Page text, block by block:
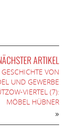
ARTIKEL
GESCHICHTE VON
UND GEWERBE
VIERTEL (7):
MÖBEL HÜBNER
»